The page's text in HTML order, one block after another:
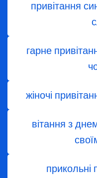
привітання
гарне
жіночі
вітання з
прикольні